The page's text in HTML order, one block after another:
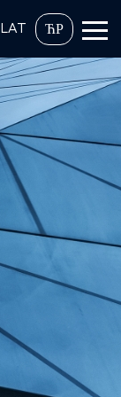
LAT ЋР